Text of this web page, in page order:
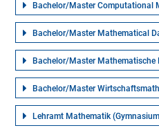
Bachelor/Master Computational
Bachelor/Master Mathematical
Bachelor/Master Mathematische
Bachelor/Master
Lehramt Mathematik